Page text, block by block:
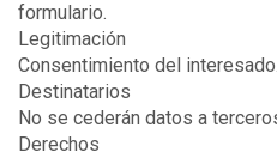
formulario.
Legitimación
Consentimiento del interesado.
Destinatarios
No se cederán datos a
Derechos